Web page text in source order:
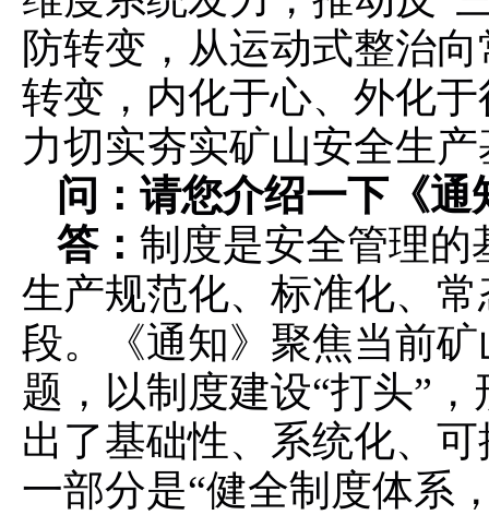
防转变，从运动式整治
转变，内化于心、外化
力切实夯实矿山安全生
问：请您介绍一下《
答： 制度是安全管理的
生产规范化、标准化、
段。《通知》聚焦当前
题，以制度建设“打头”
出了基础性、系统化、
一部分是“健全制度体系